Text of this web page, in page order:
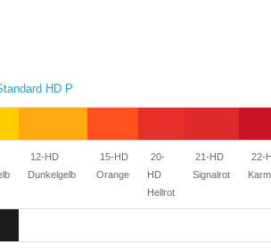
HD P
12-HD
Dunkelgelb
15-HD
Orange
20-
HD
Hellrot
21-HD
Signalrot
22-